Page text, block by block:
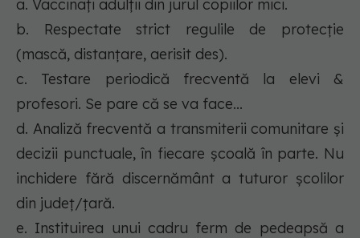
a. Vaccinați adulții din jurul copiilor mici.
b. Respectate strict regulile de protecție
(mască, distanțare, aerisit des).
c. Testare periodică frecventă la elevi &
profesori. Se pare că se va face...
d. Analiză frecventă a transmiterii comunitare și
decizii punctuale, în fiecare școală în parte. Nu
inchidere fără discernământ a tuturor școlilor
din județ/țară.
e. Instituirea unui cadru ferm de pedeapsă a